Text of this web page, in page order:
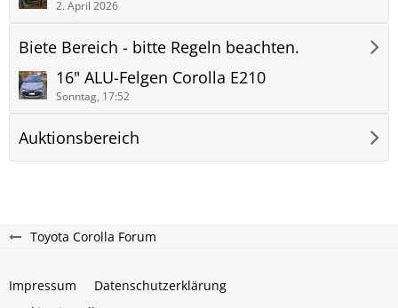
2. April 2026
Biete Bereich - bitte Regeln beachten.
16" ALU-Felgen Corolla E210
Sonntag, 17:52
Auktionsbereich
Toyota Corolla Forum
Impressum
Datenschutzerklärung